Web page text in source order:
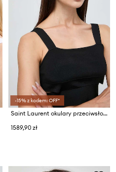
-15% z kodem: OFF*
Saint Laurent okulary przeciwsłoneczne
1589,90 zł